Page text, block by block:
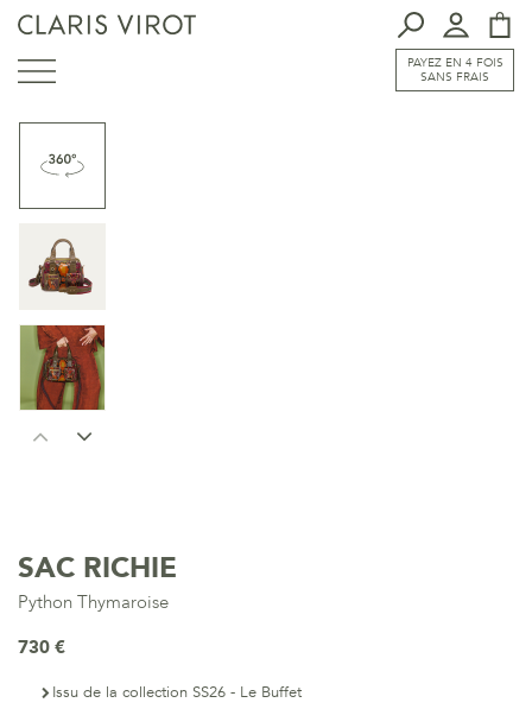
PAYEZ EN 4 FOIS
SANS FRAIS
SAC RICHIE
Python Thymaroise
730 €
Issu de la collection SS26 - Le Buffet